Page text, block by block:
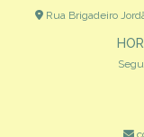
Rua Brigadeiro